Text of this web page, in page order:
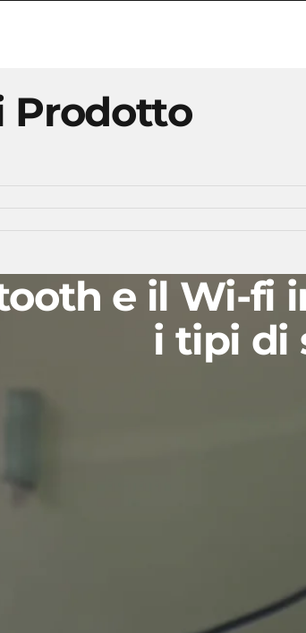
Prodotto
e il Wi-fi
i tipi di